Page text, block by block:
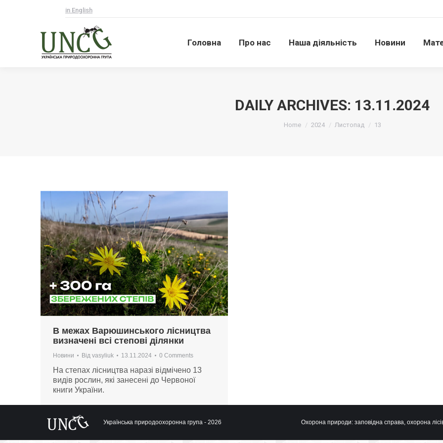
in English
Головна Про нас Наша діяльність Новини
DAILY ARCHIVES: 13.11.2024
Home 2024 Листопад 13
В межах Варюшинського лісництва
визначені всі степові ділянки
Новини Від vasyliuk 13.11.2024 0 Comments
На степах лісництва наразі відмічено 13
видів рослин, які занесені до Червоної
книги України.
Українська природоохоронна група - 2026 Охорона природи: заповідна справа, охорона
Головна Про нас Наша діяльність Новини